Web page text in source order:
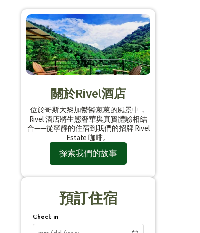
關於Rivel酒店
位於哥斯大黎加鬱鬱蔥蔥的風景中，
Rivel 酒店將生態奢華與真實體驗相結
合——從寧靜的住宿到我們的招牌 Rivel
Estate 咖啡。
探索我們的故事
預訂住宿
Check in